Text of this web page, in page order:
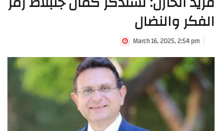
الفكر والنضال
March 16, 2025, 2:54 pm